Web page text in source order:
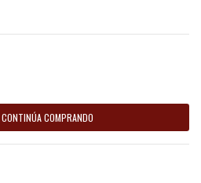
CONTINÚA COMPRANDO